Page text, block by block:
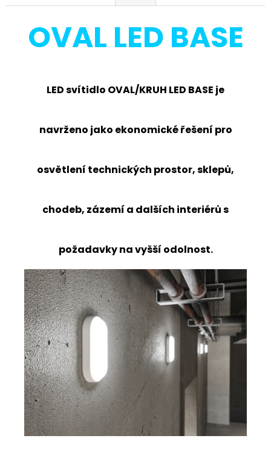
OVAL LED BASE
LED svítidlo OVAL/KRUH LED BASE je
navrženo jako ekonomické řešení pro
osvětlení technických prostor, sklepů,
chodeb, zázemí a dalších interiérů s
požadavky na vyšší odolnost.
SE
30W,
ČERNÁ